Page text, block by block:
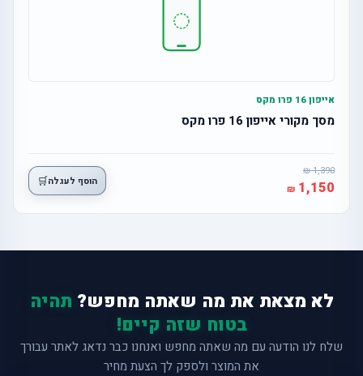
אייפון 16 פרו מקס
מסך מקורי אייפון 16 פרו מקס
1,390
1,150 הוסף לעגלה🛒
לא מצאת את מה שאתה מחפש? תהיה
בטוח שזה קיים!
שלח לנו הודעה עם מה שאתה מחפש ואנחנו כבר נדאג לאתר עבורך
את המוצר ולספק לך הצעת מחיר